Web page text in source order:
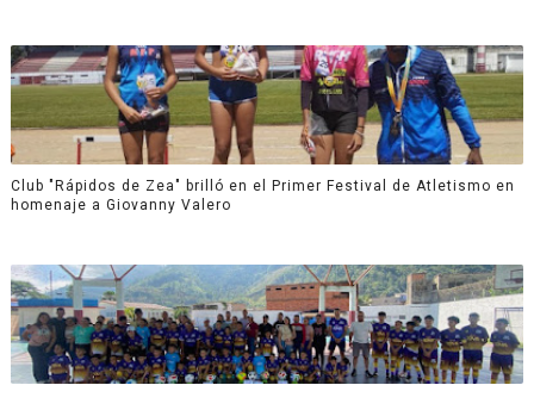
Club "Rápidos de Zea" brilló en el Primer Festival de Atletismo en
homenaje a Giovanny Valero